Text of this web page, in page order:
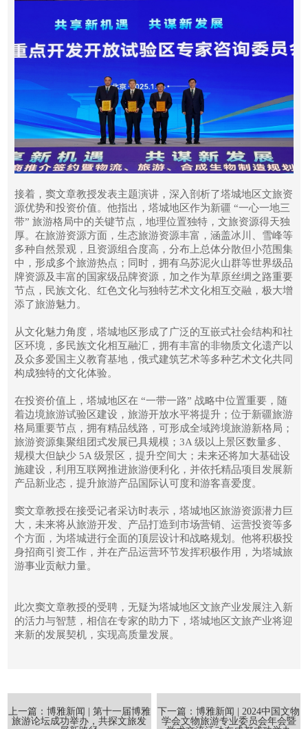
接着，窦文章教授发表主题演讲，深入剖析了塔城地区文旅资
源优势和投资价值。他指出，塔城地区作为新疆 “一心一地三
带” 旅游格局中的关键节点，地理位置独特，文旅资源得天独
厚。在旅游资源方面，生态旅游资源丰富，涵盖冰川、雪峰等
多种自然景观，且资源组合度高，分布上总体分散但小范围集
中，形成多个旅游热点；同时，拥有乌苏泥火山群等世界级品
牌资源及丰富的国家级品牌资源，加之作为草原丝绸之路重要
节点，民族文化、红色文化与独特艺术文化相互交融，极大增
添了旅游魅力。
从文化魅力角度，塔城地区形成了广泛的互嵌式社会结构和社
区环境，多民族文化相互融汇，拥有丰富的非物质文化遗产以
及众多爱国主义教育基地，俄式建筑艺术等多种艺术文化共同
构成独特的文化体验。
在投资价值上，塔城地区在 “一带一路” 战略中位置重要，随
着边境旅游试验区建设，旅游开放水平将提升；位于新疆旅游
格局重要节点，拥有精品线路，可形成全域跨境旅游新格局；
旅游资源集聚组团式发展已具规模；3A 级以上景区数量多、
规模大但缺少 5A 级景区，提升空间大；未来还将加大基础设
施建设，利用互联网推进旅游便利化，并依托精品项目发展新
产品新业态，提升旅游产品国际认可度和游客喜爱度。
窦文章教授在接受记者采访时表示，塔城地区旅游资源潜力巨
大，未来将从旅游开发、产品打造到市场营销、运营投资等多
个方面，为塔城进行全面的顶层设计和战略规划。他将积极投
身招商引资工作，并在产品运营环节发挥积极作用，为塔城旅
游事业贡献力量。
此次窦文章教授的受聘，无疑为塔城地区文旅产业发展注入新
的活力与智慧，相信在专家的助力下，塔城地区文旅产业将迎
来新的发展契机，实现高质量发展。
上一篇：博雅新闻 | 第十一届博雅
旅游论坛成功举办，共探文旅发
下一篇：博雅新闻 | 2024中国文物
学会文物旅游专业委员会年会暨